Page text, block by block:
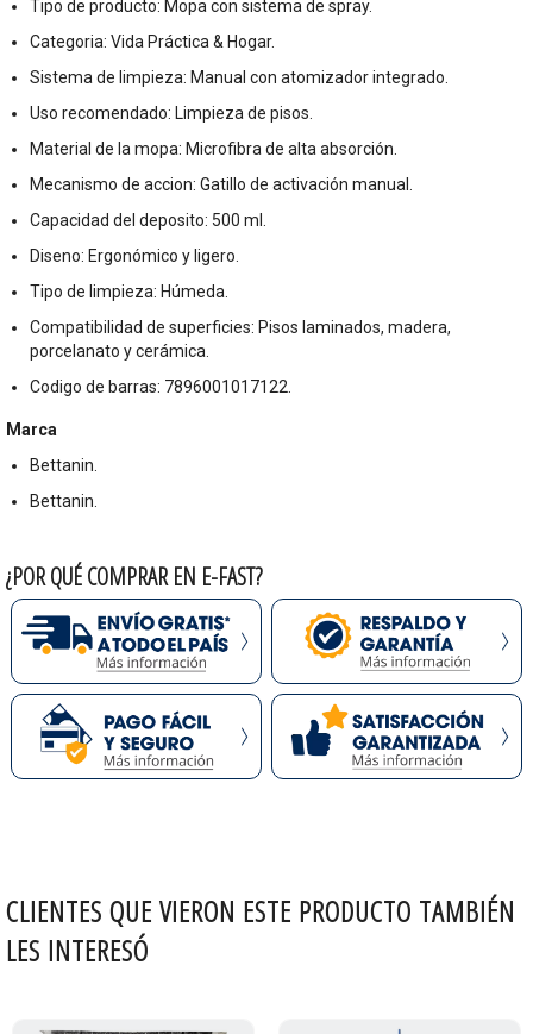
Tipo de producto: Mopa con sistema de spray.
Categoria: Vida Práctica & Hogar.
Sistema de limpieza: Manual con atomizador integrado.
Uso recomendado: Limpieza de pisos.
Material de la mopa: Microfibra de alta absorción.
Mecanismo de accion: Gatillo de activación manual.
Capacidad del deposito: 500 ml.
Diseno: Ergonómico y ligero.
Tipo de limpieza: Húmeda.
Compatibilidad de superficies: Pisos laminados, madera,
porcelanato y cerámica.
Codigo de barras: 7896001017122.
Marca
Bettanin.
Bettanin.
¿POR QUÉ COMPRAR EN E-FAST?
CLIENTES QUE VIERON ESTE PRODUCTO TAMBIÉN
LES INTERESÓ